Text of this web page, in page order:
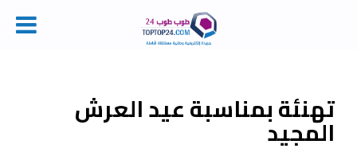
contentتهنئة بمناسبة عيد العرش
المجيد